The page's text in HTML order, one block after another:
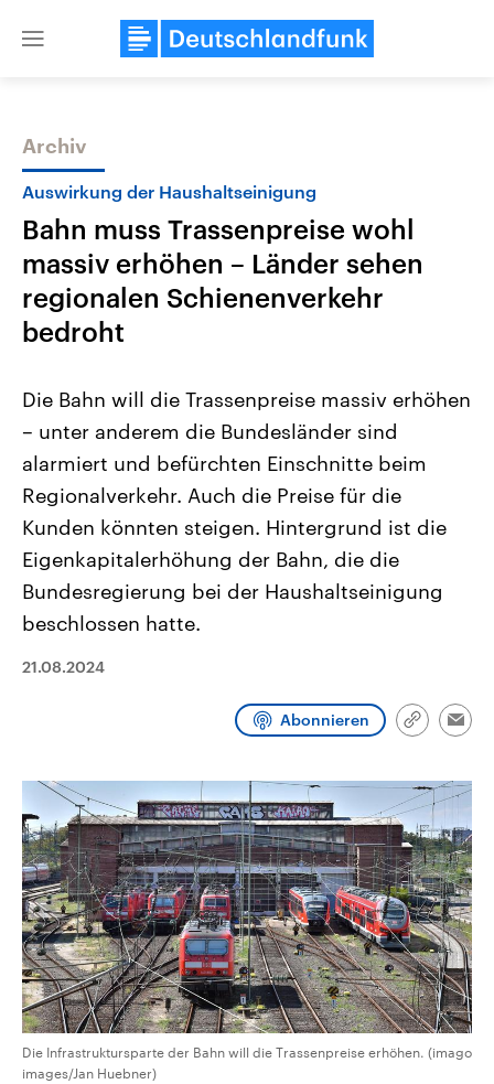
Close
Themen
2026
Alle Informationen
Sachsen-Anhalt wählt am 6.
September 2026 einen neuen
Landtag. Seit 2021 wird das
Bundesland von einer Koalition aus
CDU, SPD und FDP regiert.-
Umfragen, Prognosen,
Wahlprogramme, aktuelle Berichte
und Hintergründe zu den Parteien
Wahl.
Aktuelle Beiträge,
Hintergründe
Wirtschaftlich und
gehören die Vereinigten
den mächtigsten Ländern
mit großem Einfluss auf
aktuelle Weltgeschehen.
Sendungen Programm Podcasts
Audio-Archiv
Archiv
Auswirkung der Haushaltseinigung
Bahn muss Trassenpreise wohl
massiv erhöhen – Länder sehen
regionalen Schienenverkehr
bedroht
Die Bahn will die Trassenpreise massiv erhöhen
– unter anderem die Bundesländer sind
alarmiert und befürchten Einschnitte beim
Regionalverkehr. Auch die Preise für die
Kunden könnten steigen. Hintergrund ist die
Eigenkapitalerhöhung der Bahn, die die
Bundesregierung bei der Haushaltseinigung
beschlossen hatte.
21.08.2024
Abonnieren
Link
Die Infrastruktursparte der Bahn will die Trassenpreise erhöhen. (imago
images/Jan Huebner)